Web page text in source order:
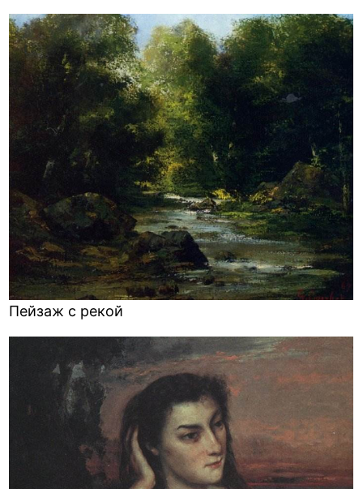
Пейзаж с рекой